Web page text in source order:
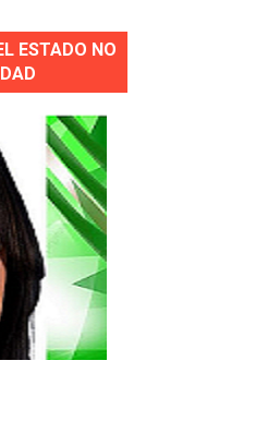
ESTADO NO